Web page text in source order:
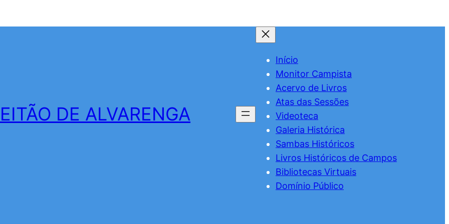
DE ALVARENGA
Início
Monitor Campista
Acervo de Livros
Atas das Sessões
Videoteca
Galeria Histórica
Sambas Históricos
Livros Históricos de Campos
Bibliotecas Virtuais
Domínio Público